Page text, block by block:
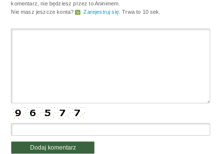
komentarz, nie będziesz przez to Aninimem.
Nie masz jeszcze konta?
Zarejestruj się. Trwa to 10 sek.